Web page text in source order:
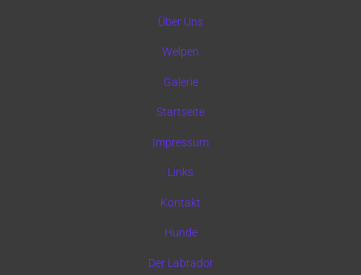
Über Uns
Welpen
Galerie
Startseite
Impressum
Links
Kontakt
Hunde
Der Labrador